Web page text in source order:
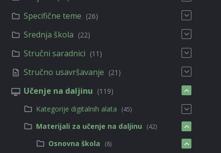
Specifične teme (26)
Srednja škola (22)
Stručni saradnici (11)
Stručno usavršavanje (21)
Učenje na daljinu (119)
Kategorije digitalnih alata
(45)
Materijali za učenje na daljinu (42)
Osnovna škola (8)